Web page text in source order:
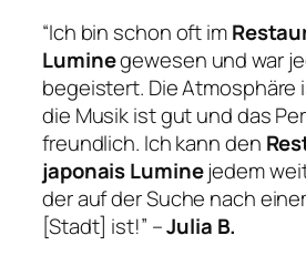
“Ich bin schon oft im
Luminegewesen und war
begeistert. Die Atmosphäre
die Musik ist gut und das
freundlich. Ich kann den
japonais Luminejedem
der auf der Suche nach
[Stadt] ist!” –Julia B.